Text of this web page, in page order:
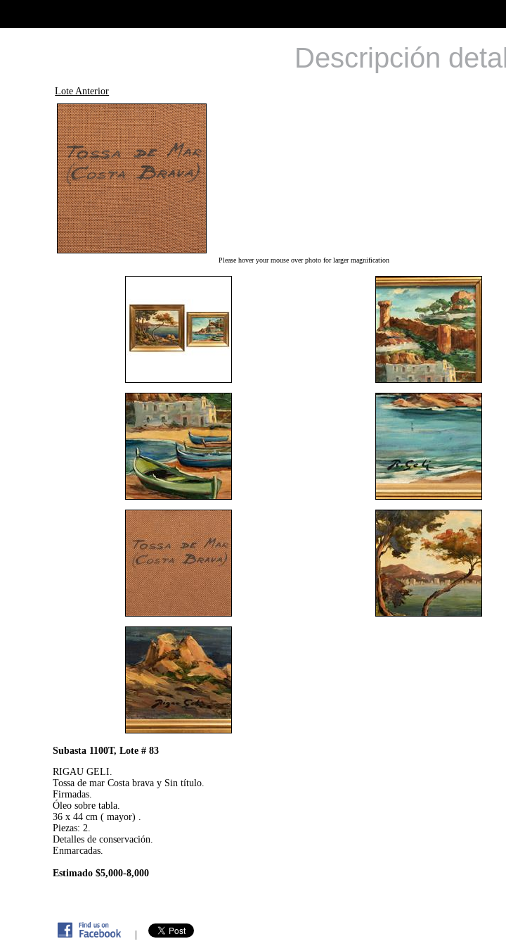
Descripción
Lote Anterior
Please hover your mouse over photo for larger magnification
Subasta 1100T, Lote # 83
RIGAU GELI.
Tossa de mar Costa brava y Sin título.
Firmadas.
Óleo sobre tabla.
36 x 44 cm ( mayor) .
Piezas: 2.
Detalles de conservación.
Enmarcadas.
Estimado $5,000-8,000
|